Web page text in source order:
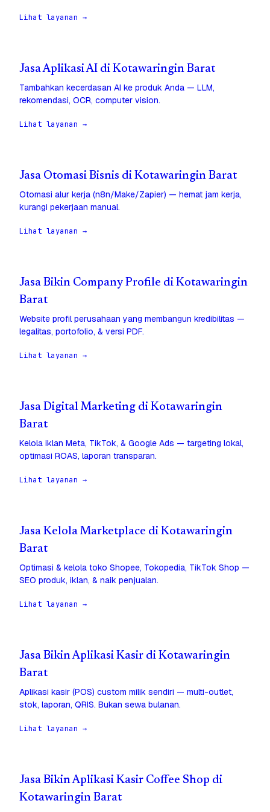
Lihat layanan →
Jasa Aplikasi AI di Kotawaringin Barat
Tambahkan kecerdasan AI ke produk Anda — LLM,
rekomendasi, OCR, computer vision.
Lihat layanan →
Jasa Otomasi Bisnis di Kotawaringin Barat
Otomasi alur kerja (n8n/Make/Zapier) — hemat jam kerja,
kurangi pekerjaan manual.
Lihat layanan →
Jasa Bikin Company Profile di Kotawaringin
Barat
Website profil perusahaan yang membangun kredibilitas —
legalitas, portofolio, & versi PDF.
Lihat layanan →
Jasa Digital Marketing di Kotawaringin
Barat
Kelola iklan Meta, TikTok, & Google Ads — targeting lokal,
optimasi ROAS, laporan transparan.
Lihat layanan →
Jasa Kelola Marketplace di Kotawaringin
Barat
Optimasi & kelola toko Shopee, Tokopedia, TikTok Shop —
SEO produk, iklan, & naik penjualan.
Lihat layanan →
Jasa Bikin Aplikasi Kasir di Kotawaringin
Barat
Aplikasi kasir (POS) custom milik sendiri — multi-outlet,
stok, laporan, QRIS. Bukan sewa bulanan.
Lihat layanan →
Jasa Bikin Aplikasi Kasir Coffee Shop di
Kotawaringin Barat